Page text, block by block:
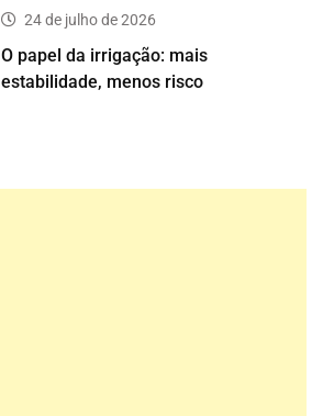
24 de julho de 2026
O papel da irrigação: mais
estabilidade, menos risco